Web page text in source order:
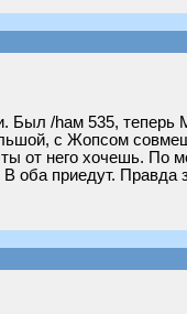
Был /hам 535,
с Жопсом
от него хочешь. По
оба приедут.